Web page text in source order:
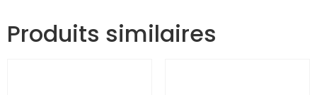
Produits similaires